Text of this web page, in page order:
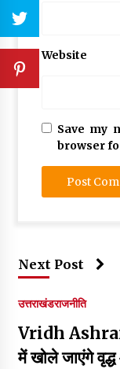
Website
Save my
browser
Next Post
उत्तराखंडराजनीति
Vridh
में खोले जाएंगे वृद्ध